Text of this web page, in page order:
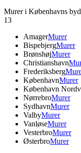
Murer i Københavns
13
AmagerMurer
BispebjergMurer
BrønshøjMurer
Christianshavn
Frederiksberg
KøbenhavnMurer
København
NørrebroMurer
SydhavnMurer
ValbyMurer
VanløseMurer
VesterbroMurer
ØsterbroMurer